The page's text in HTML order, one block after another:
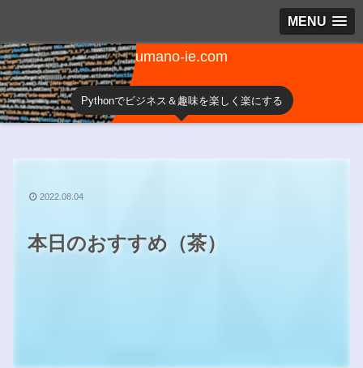
MENU
umano-ie.com
Pythonでビジネス＆趣味を楽しく楽にする
本日のおすすめ（茶）
2022.08.04